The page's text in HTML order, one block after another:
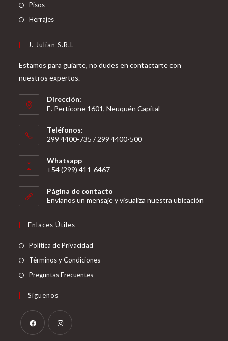
Pisos
Herrajes
J. Julian S.R.L
Estamos para guiarte, no dudes en contactarte con
nuestros expertos.
Dirección:
E. Perticone 1601, Neuquén Capital
Teléfonos:
299 4400-735 / 299 4400-500
abre
en
tu
aplicación
Whatsapp
+54 (299) 411-6467
abre
en
Página de contacto
Envíanos un mensaje y visualiza nuestra ubicación
Enlaces Útiles
Política de Privacidad
Términos y Condiciones
Preguntas Frecuentes
Síguenos